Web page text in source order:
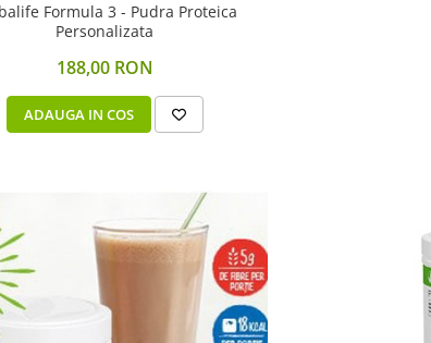
Formula 3 - Pudra Proteica
Personalizata
188,00 RON
ADAUGA IN COS